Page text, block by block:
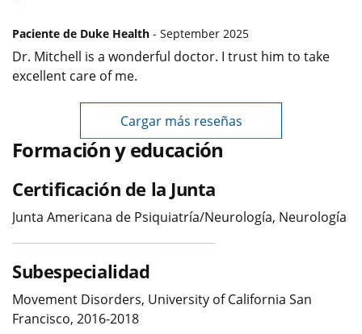
Paciente de Duke Health - September 2025
Dr. Mitchell is a wonderful doctor. I trust him to take
excellent care of me.
Cargar más reseñas
Formación y educación
Certificación de la Junta
Junta Americana de Psiquiatría/Neurología, Neurología
Subespecialidad
Movement Disorders, University of California San
Francisco, 2016-2018